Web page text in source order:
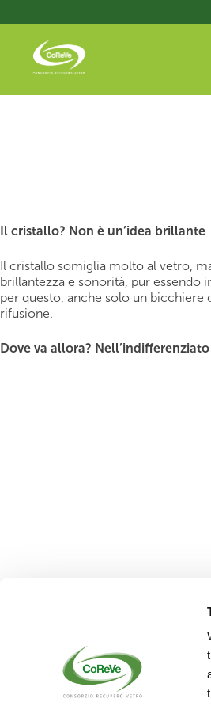
al
contenuto
principale
Il cristallo? Non è un’idea brillante
Il cristallo somiglia molto al vetro,
brillantezza e sonorità, pur
per questo, anche solo un
rifusione.
Dove va allora?